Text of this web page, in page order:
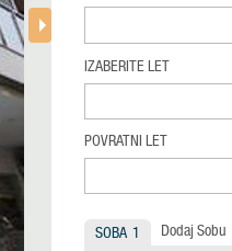
IZABERITE LET
POVRATNI LET
SOBA 1 Dodaj Sobu